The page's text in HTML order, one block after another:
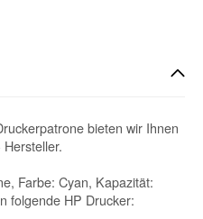
bieten wir Ihnen
Farbe: Cyan, Kapazität:
folgende HP Drucker: